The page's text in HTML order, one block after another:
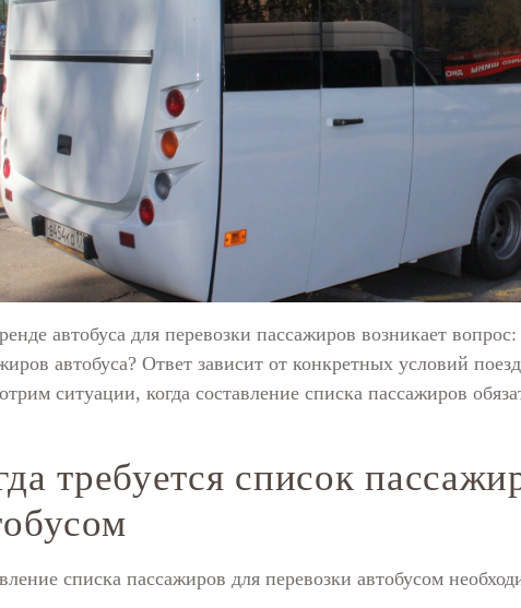
автобуса для перевозки пассажиров возникает
автобуса? Ответ зависит от конкретных условий
ситуации, когда составление списка пассажиров
требуется список
списка пассажиров для перевозки автобусом